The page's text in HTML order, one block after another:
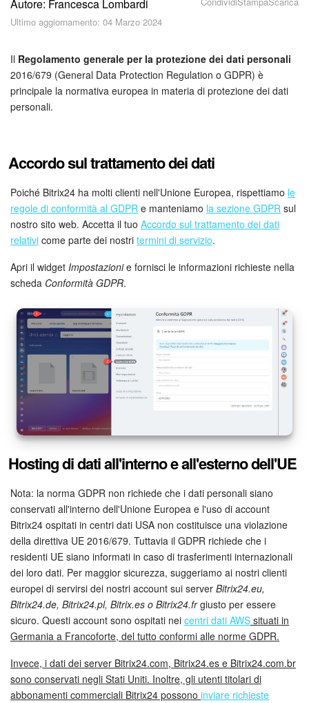
Piani e pagamento
Come iniziare?
CoPilot: IA in Bitrix24
Collab
Calendario
Bitrix24 Drive
Webmail
Gruppi di lavoro
Incarichi e progetti
CRM
Contact Center
Sales Center
Analisi CRM
Generatore BI
Siti e store
Autore: Francesca Lombardi
Ultimo aggiornamento: 04 Marzo 2024
Il Regolamento generale per la protezione dei dati personali
2016/679 (General Data Protection Regulation o GDPR) è
principale la normativa europea in materia di protezione dei dati
personali.
Accordo sul trattamento dei dati
Poiché Bitrix24 ha molti clienti nell'Unione Europea, rispettiamo le
regole di conformità al GDPR e manteniamo la sezione GDPR sul
nostro sito web. Accetta il ​​tuo Accordo sul trattamento dei dati
relativi come parte dei nostri termini di servizio.
Apri il widget Impostazionie fornisci le informazioni richieste nella
scheda Conformità GDPR.
Hosting di dati all'interno e all'esterno dell'UE
Nota: la norma GDPR non richiede che i dati personali siano
conservati all'interno dell'Unione Europea e l'uso di account
Bitrix24 ospitati in centri dati USA non costituisce una violazione
della direttiva UE 2016/679. Tuttavia il GDPR richiede che i
residenti UE siano informati in caso di trasferimenti internazionali
dei loro dati. Per maggior sicurezza, suggeriamo ai nostri clienti
europei di servirsi dei nostri account sui server Bitrix24.eu,
Bitrix24.de, Bitrix24.pl, Bitrix.es o Bitrix24.frgiusto per essere
sicuro. Questi account sono ospitati nei centri dati AWS situati in
Germania a Francoforte, del tutto conformi alle norme GDPR.
Invece, i dati dei server Bitrix24.com, Bitrix24.es e Bitrix24.com.br
sono conservati negli Stati Uniti. Inoltre, gli utenti titolari di
abbonamenti commerciali Bitrix24 possono inviare richieste